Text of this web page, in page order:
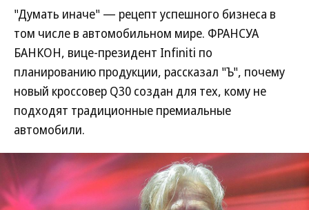
"Думать иначе" — рецепт успешного бизнеса в
том числе в автомобильном мире. ФРАНСУА
БАНКОН, вице-президент Infiniti по
планированию продукции, рассказал "Ъ", почему
новый кроссовер Q30 создан для тех, кому не
подходят традиционные премиальные
автомобили.